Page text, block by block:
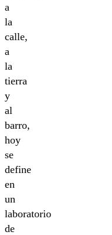
a
la
calle,
a
la
tierra
y
al
barro,
hoy
se
define
en
un
laboratorio
de